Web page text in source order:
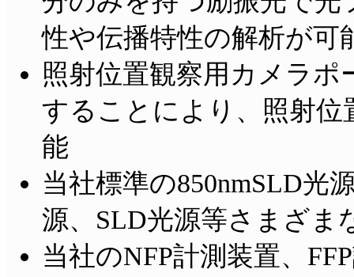
性や伝播特性の解析が可
照射位置観察用カメラ
することにより、照射位
能
当社標準の850nmSLD光
源、SLD光源等さまざま
当社のNFP計測装置、